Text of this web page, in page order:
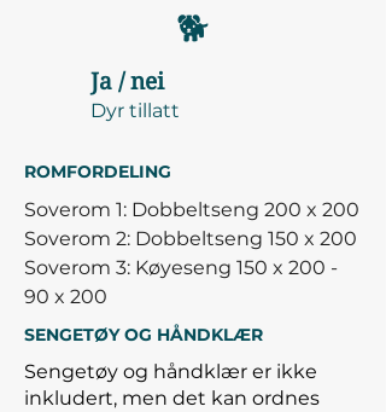
🐕
Ja / nei
Dyr tillatt
ROMFORDELING
Soverom 1: Dobbeltseng 200 x 200
Soverom 2: Dobbeltseng 150 x 200
Soverom 3: Køyeseng 150 x 200 -
90 x 200
SENGETØY OG HÅNDKLÆR
Sengetøy og håndklær er ikke
inkludert, men det kan ordnes